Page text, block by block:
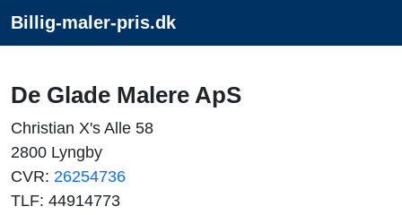
Billig-maler-pris.dk
De Glade Malere ApS
Christian X's Alle 58
2800 Lyngby
CVR: 26254736
TLF: 44914773